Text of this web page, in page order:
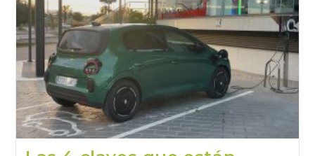
De
Generar
Electricidad